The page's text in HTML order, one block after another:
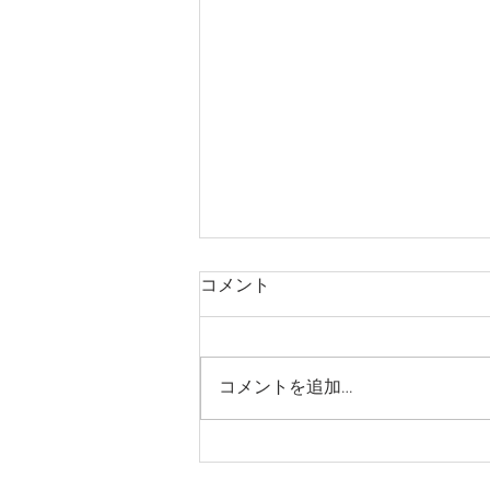
ハイ♡にこ♡ポン(神戸市北
コメント
コメントを追加…